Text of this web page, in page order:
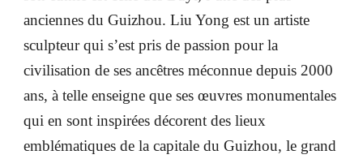
anciennes du Guizhou. Liu Yong est un artiste
sculpteur qui s’est pris de passion pour la
civilisation de ses ancêtres méconnue depuis 2000
ans, à telle enseigne que ses œuvres monumentales
qui en sont inspirées décorent des lieux
emblématiques de la capitale du Guizhou, le grand